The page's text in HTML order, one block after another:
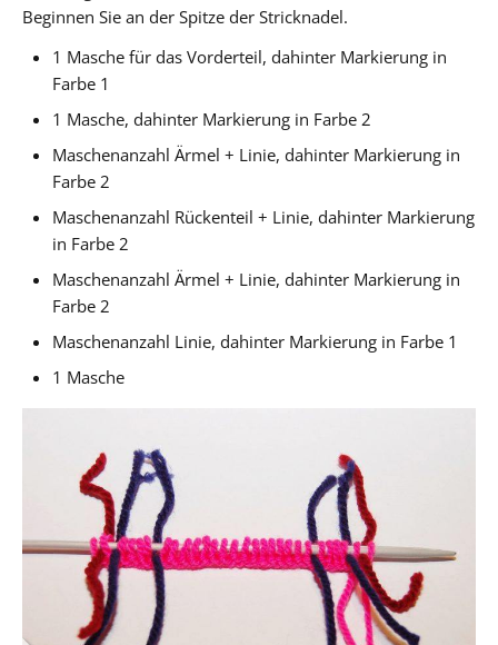
Beginnen Sie an der Spitze der Stricknadel.
1 Masche für das Vorderteil, dahinter Markierung in
Farbe 1
1 Masche, dahinter Markierung in Farbe 2
Maschenanzahl Ärmel + Linie, dahinter Markierung in
Farbe 2
Maschenanzahl Rückenteil + Linie, dahinter Markierung
in Farbe 2
Maschenanzahl Ärmel + Linie, dahinter Markierung in
Farbe 2
Maschenanzahl Linie, dahinter Markierung in Farbe 1
1 Masche